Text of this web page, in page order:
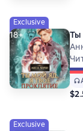
Exclusive
18+
Ты
Exclusive